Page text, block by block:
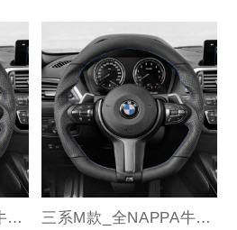
四系M款_全NAPPA牛皮款 三系M款_全NAPPA牛皮款